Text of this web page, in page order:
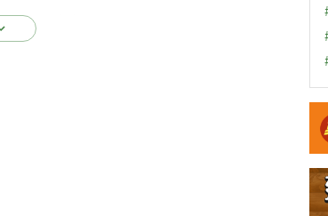
ィも充実。
キ